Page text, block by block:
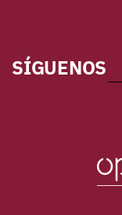
SÍGUENOS